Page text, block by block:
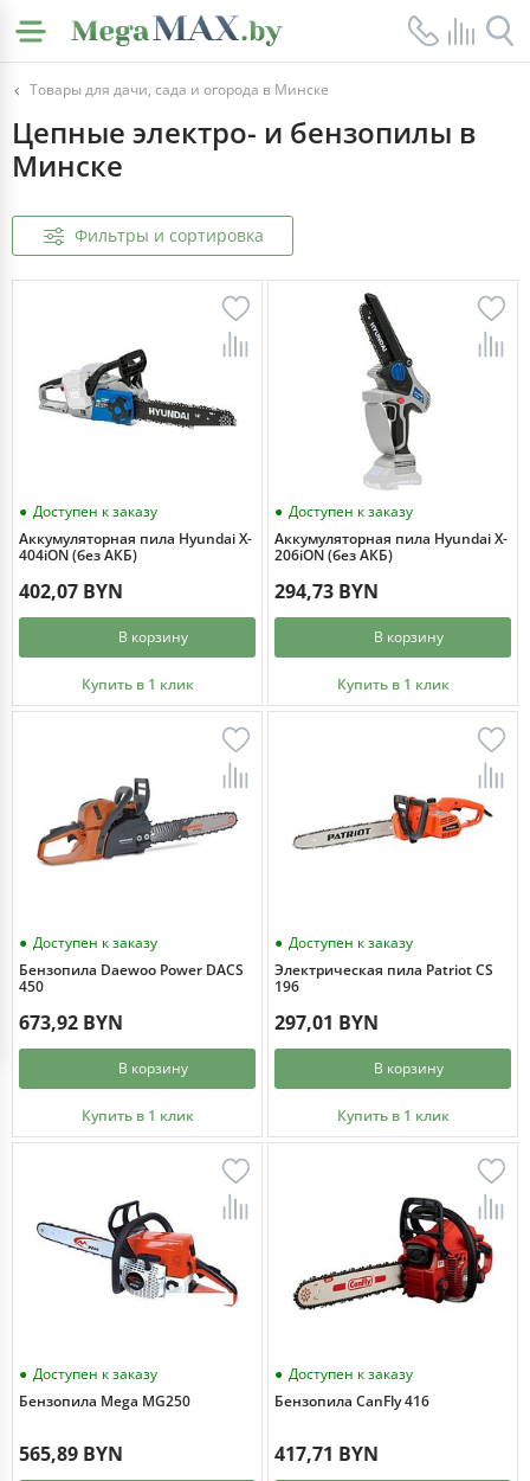
Товары для дачи, сада и огорода в Минске
Цепные электро- и бензопилы в
Минске
Фильтры и сортировка
Доступен к заказу
Аккумуляторная пила Hyundai X-
404iON (без АКБ)
402,07 BYN
В корзину
Купить в 1 клик
Доступен к заказу
Аккумуляторная пила Hyundai X-
206iON (без АКБ)
294,73 BYN
В корзину
Купить в 1 клик
Доступен к заказу
Бензопила Daewoo Power DACS
450
673,92 BYN
В корзину
Купить в 1 клик
Доступен к заказу
Электрическая пила Patriot СS
196
297,01 BYN
В корзину
Купить в 1 клик
Доступен к заказу
Бензопила Mega MG250
565,89 BYN
Доступен к заказу
Бензопила CanFly 416
417,71 BYN